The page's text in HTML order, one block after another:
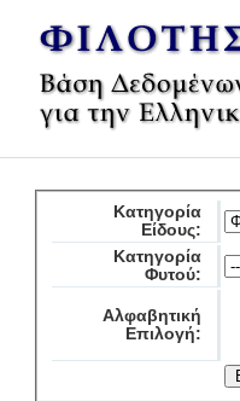
Κατηγορία
Είδους:
Κατηγορία
Φυτού:
Αλφαβητική
Επιλογή: